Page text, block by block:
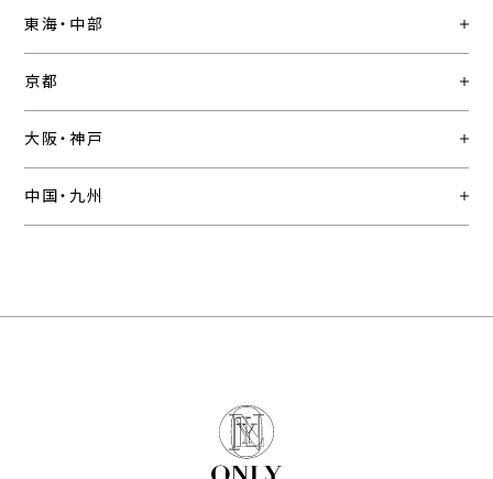
東海・中部
京都
大阪・神戸
中国・九州